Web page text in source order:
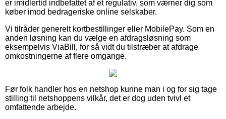
er imidlertid indbefattet af et regulativ, som værner dig som
køber imod bedrageriske online selskaber.
Vi tilråder generelt kortbestillinger eller MobilePay. Som en
anden løsning kan du vælge en afdragsløsning som
eksempelvis ViaBill, for så vidt du tilstræber at afdrage
omkostningerne af flere omgange.
Før folk handler hos en netshop kunne man i og for sig tage
stilling til netshoppens vilkår, det er dog uden tvivl et
omfattende arbejde.